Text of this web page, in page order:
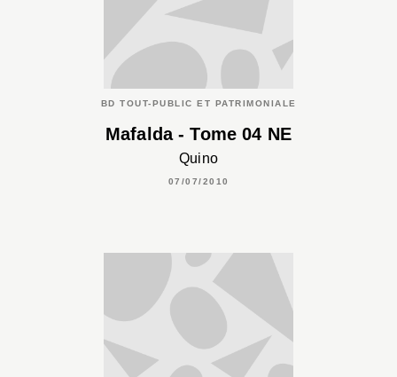
BD TOUT-PUBLIC ET PATRIMONIALE
Mafalda - Tome 04 NE
Quino
07/07/2010